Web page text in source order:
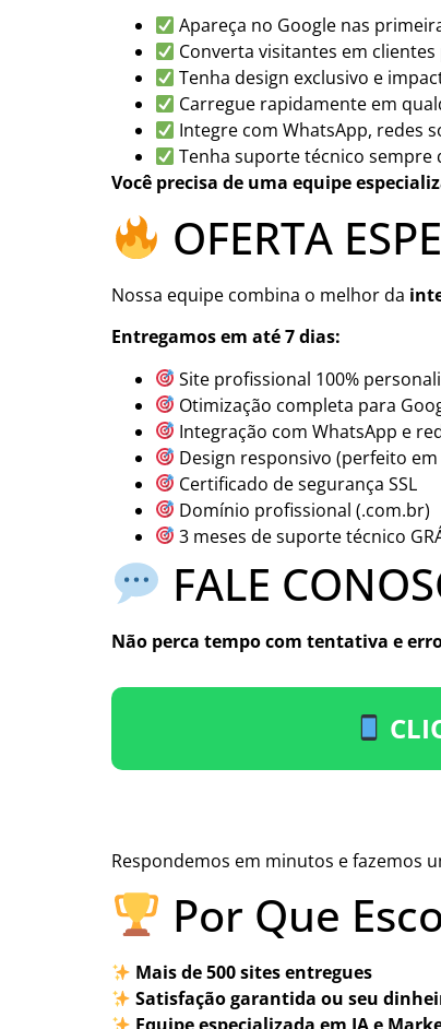
Apareça no Google nas
Converta visitantes em clientes
Tenha design exclusivo e
Carregue rapidamente em
Integre com WhatsApp, redes
Tenha suporte técnico sempre
Você precisa de uma equipe
OFERTA
Nossa equipe combina o melhor da
Entregamos em até 7 dias:
Site profissional 100%
Otimização completa para
Integração com WhatsApp e
Design responsivo (perfeito
Certificado de segurança SSL
Domínio profissional (.com.br)
3 meses de suporte técnico
FALE
Não perca tempo com tentativa e
Respondemos em minutos e fazemos
Por Que
Mais de 500 sites entregues
Satisfação garantida ou seu